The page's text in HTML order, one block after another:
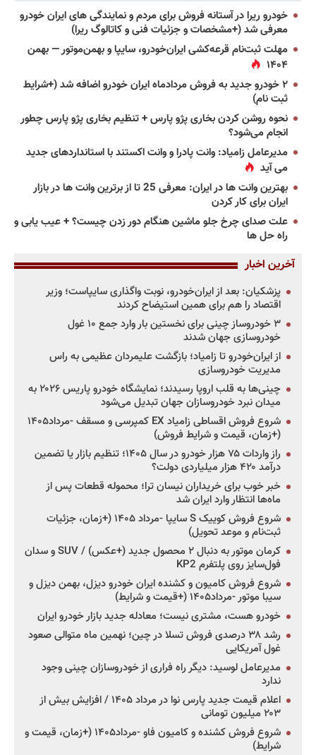
خودرو ریرا در آستانه فروش برای مردم و نمایندگی های ایران خودرو
معرفی شد (+مشخصات و جزئیات فنی و کاتالوگ ریرا)
مهلت ثبت‌نام قرعه‌کشی ایران‌خودرو، سایپا و بهمن‌موتور — بهمن
۱۴۰۴
۲ خودرو جدید به فروش مردادماه ایران خودرو اضافه شد (+شرایط
ثبت نام)
نحوه روشن کردن بخاری پژو پارس + تنظیم بخاری پژو پارس چطور
انجام می‌شود؟
مدیرعامل زامیاد: وانت پادرا و وانت اکستند با استانداردهای جدید
می آید
بهترین وانت ها در ایران: معرفی 25 تا از برترین وانت ها در بازار
ایران برای کار کردن
علت صدای چرخ جلو ماشین هنگام دور زدن چیست؟ + عیب یابی و
راه حل ها
آخرین اخبار
پزشکیان: بعد از ایران‌خودرو، نوبت واگذاری سایپاست؛ وزیر
اقتصاد را هم برای همین استیضاح کردند
۳ خودروساز چینی برای نخستین بار وارد جمع ۱۰ غول
خودروسازی جهان شدند
از ایران‌خودرو تا زامیاد؛ بازگشت علیمردان عظیمی به راس
مدیریت خودروسازی
چینی‌ها به قلب اروپا رسیدند؛ نمایشگاه خودرو پاریس ۲۰۲۶ به
میدان نبرد خودروسازان جهان تبدیل می‌شود
شروع فروش اقساطی زامیاد EX کمپرسی و مسقف -مرداد۱۴۰۵
(+زمان، قیمت و شرایط فروش)
راز واردات ۷۵ هزار خودرو در سال ۱۴۰۵؛ تنظیم بازار یا تضمین
درآمد ۴۲۰ هزار میلیاردی دولت؟
خبر خوب برای خریداران نیسان ترا؛ محموله قطعات پس از
ماه‌ها انتظار وارد ایران شد
شروع فروش کوییک S سایپا -مرداد ۱۴۰۵ (+زمان، جزئیات
ثبت‌نام و موعد تحویل)
کرمان موتور به دنبال ۲ محصول جدید (+عکس) / SUV و سدان
فول‌سایز روی پلتفرم KP2
شروع فروش کامیون و کشنده ایران خودرو دیزل، بهمن دیزل و
سیبا موتور -مرداد۱۴۰۵ (+قیمت و شرایط)
خودرو هست، مشتری نیست؛ معادله جدید بازار خودرو ایران
رشد ۳۸ درصدی فروش تسلا در چین؛ نهمین ماه متوالی صعود
غول آمریکایی
مدیرعامل لوسید: دیگر راه فراری از خودروسازان چینی وجود
ندارد
اعلام قیمت جدید پارس نوا در مرداد ۱۴۰۵ / افزایش بیش از
۲۰۳ میلیون تومانی
شروع فروش کشنده و کامیون فاو -مرداد۱۴۰۵ (+زمان، قیمت و
شرایط)